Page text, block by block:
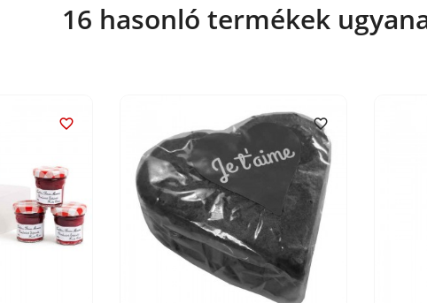
16 hasonló termékek
 